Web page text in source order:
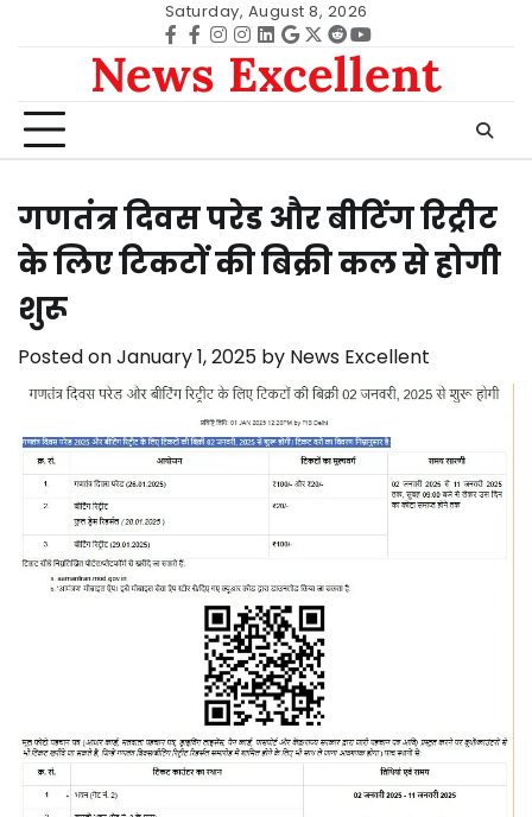
Saturday, August 8, 2026
Facebook
facebook
Instagram
instagram
Linkedin
google
Twitter
redditYoutube
News Excellent
गणतंत्र दिवस परेड और बीटिंग रिट्रीट
के लिए टिकटों की बिक्री कल से होगी
शुरू
Posted onJanuary 1, 2025 by News Excellent